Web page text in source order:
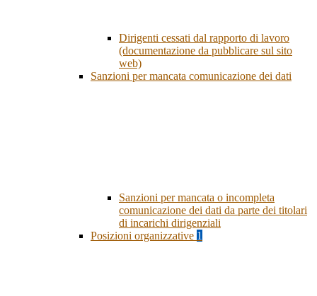
Dirigenti cessati dal rapporto di lavoro
(documentazione da pubblicare sul sito
web)
Sanzioni per mancata comunicazione dei dati
Sanzioni per mancata o incompleta
comunicazione dei dati da parte dei titolari
di incarichi dirigenziali
Posizioni organizzative 1